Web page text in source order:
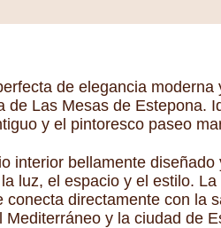
de elegancia
de Las Mesas de Estepona.
y el pintoresco paseo
interior bellamente
luz, el espacio y el estilo.
conecta directamente con
Mediterráneo y la ciudad de